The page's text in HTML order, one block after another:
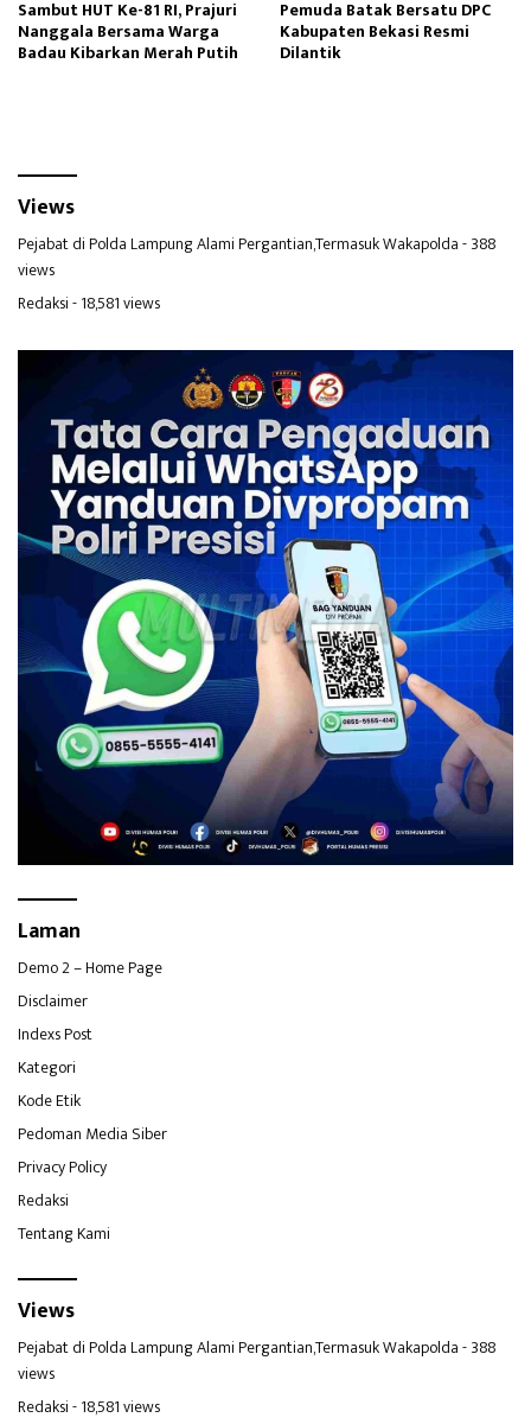
Sambut HUT Ke-81 RI, Prajuri
Nanggala Bersama Warga
Badau Kibarkan Merah Putih
Pemuda Batak Bersatu DPC
Kabupaten Bekasi Resmi
Dilantik
Views
Pejabat di Polda Lampung Alami Pergantian,Termasuk Wakapolda- 388
views
Redaksi- 18,581 views
Laman
Demo 2 – Home Page
Disclaimer
Indexs Post
Kategori
Kode Etik
Pedoman Media Siber
Privacy Policy
Redaksi
Tentang Kami
Views
Pejabat di Polda Lampung Alami Pergantian,Termasuk Wakapolda- 388
views
Redaksi- 18,581 views